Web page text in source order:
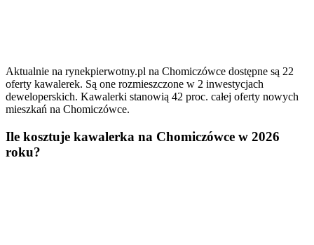
Aktualnie na rynekpierwotny.pl na Chomiczówce dostępne są 22
oferty kawalerek. Są one rozmieszczone w 2 inwestycjach
deweloperskich. Kawalerki stanowią 42 proc. całej oferty nowych
mieszkań na Chomiczówce.
Ile kosztuje kawalerka na Chomiczówce w 2026
roku?